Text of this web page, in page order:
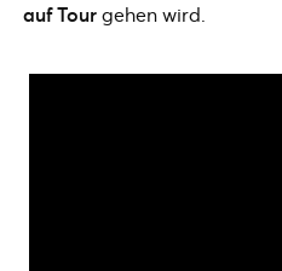
auf Tourgehen wird.